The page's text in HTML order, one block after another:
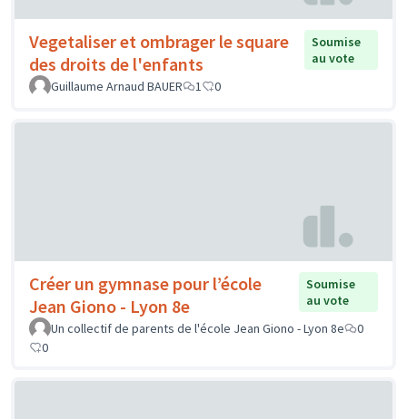
Vegetaliser et ombrager le square
des droits de l'enfants
Soumise
au vote
Guillaume Arnaud BAUER
1 0
Créer un gymnase pour l’école
Jean Giono - Lyon 8e
Soumise
au vote
Un collectif de parents de l'école Jean Giono - Lyon 8e
0
0